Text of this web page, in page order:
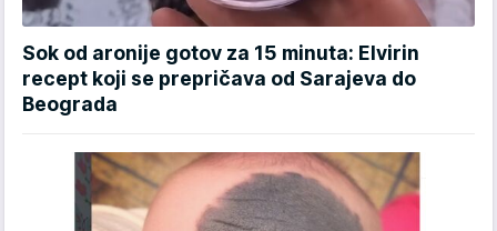
Sok od aronije gotov za 15 minuta: Elvirin
recept koji se prepričava od Sarajeva do
Beograda